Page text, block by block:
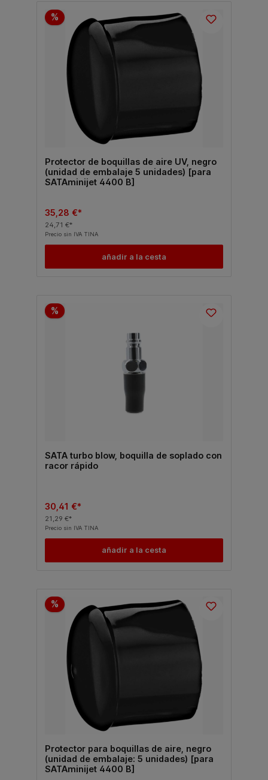
%
Protector de boquillas de aire UV, negro
(unidad de embalaje 5 unidades) [para
SATAminijet 4400 B]
35,28 €*
24,71 €*
Precio sin IVA TINA
añadir a la cesta
%
SATA turbo blow, boquilla de soplado con
racor rápido
30,41 €*
21,29 €*
Precio sin IVA TINA
añadir a la cesta
%
Protector para boquillas de aire, negro
(unidad de embalaje: 5 unidades) [para
SATAminijet 4400 B]